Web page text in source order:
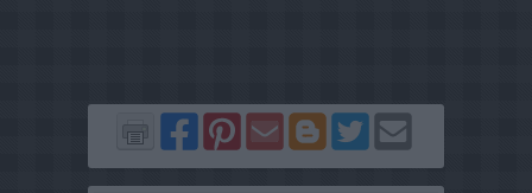
Del
på
Facebook
Del
på
Pinterest
Send
via
GMail
Del
på
Blogger
Del
på
Twitter
Send